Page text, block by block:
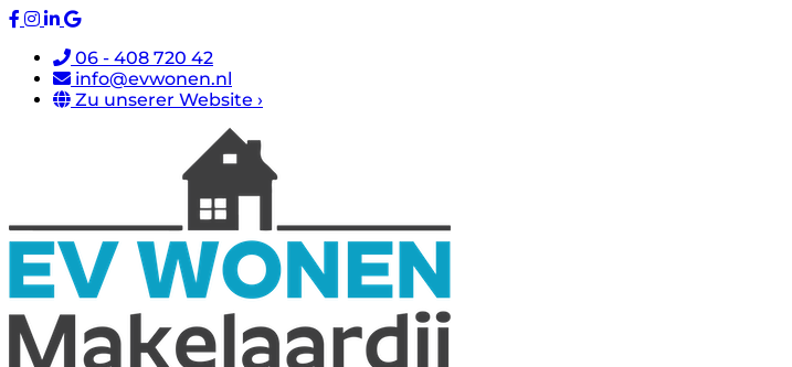
06 - 408 720 42
info@evwonen.nl
Zu unserer Website ›